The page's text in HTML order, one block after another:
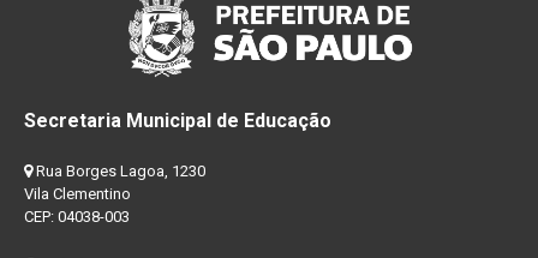
Secretaria Municipal de Educação
Rua Borges Lagoa, 1230
Vila Clementino
CEP: 04038-003